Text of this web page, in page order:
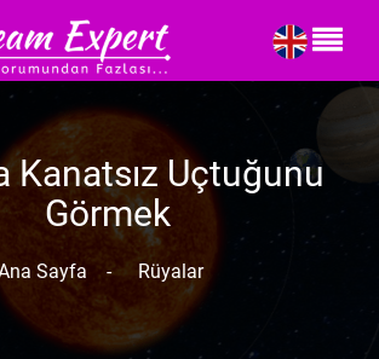
Kanatsız Uçtuğunu
Görmek
Sayfa - Rüyalar